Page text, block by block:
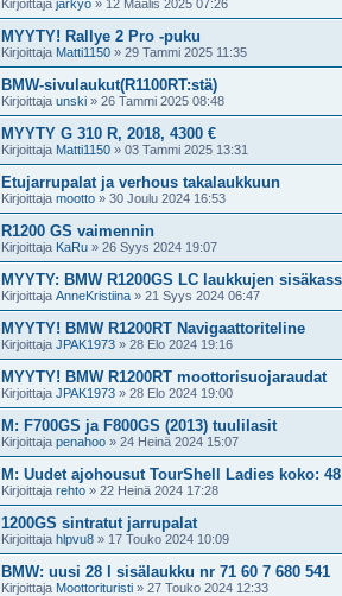
Kirjoittaja jarkyo » 12 Maalis 2025 07:26
MYYTY! Rallye 2 Pro -puku
Kirjoittaja Matti1150 » 29 Tammi 2025 11:35
BMW-sivulaukut(R1100RT:stä)
Kirjoittaja unski » 26 Tammi 2025 08:48
MYYTY G 310 R, 2018, 4300 €
Kirjoittaja Matti1150 » 03 Tammi 2025 13:31
Etujarrupalat ja verhous takalaukkuun
Kirjoittaja mootto » 30 Joulu 2024 16:53
R1200 GS vaimennin
Kirjoittaja KaRu » 26 Syys 2024 19:07
MYYTY: BMW R1200GS LC laukkujen
Kirjoittaja AnneKristiina » 21 Syys 2024 06:47
MYYTY! BMW R1200RT Navigaattoriteline
Kirjoittaja JPAK1973 » 28 Elo 2024 19:16
MYYTY! BMW R1200RT moottorisuojaraudat
Kirjoittaja JPAK1973 » 28 Elo 2024 19:00
M: F700GS ja F800GS (2013) tuulilasit
Kirjoittaja penahoo » 24 Heinä 2024 15:07
M: Uudet ajohousut TourShell Ladies koko: 48
Kirjoittaja rehto » 22 Heinä 2024 17:28
1200GS sintratut jarrupalat
Kirjoittaja hlpvu8 » 17 Touko 2024 10:09
BMW: uusi 28 l sisälaukku nr 71 60 7 680 541
Kirjoittaja Moottorituristi » 27 Touko 2024 12:33